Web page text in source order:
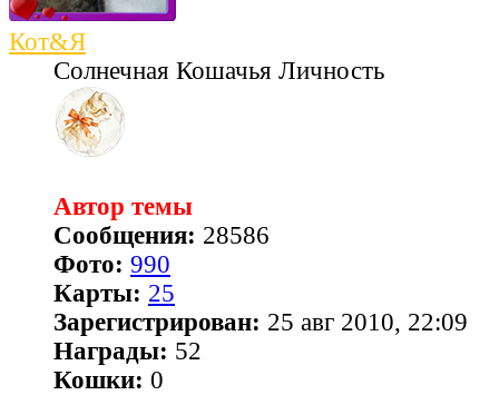
Кот&Я
Солнечная Кошачья Личность
Автор темы
Сообщения: 28586
Фото: 990
Карты: 25
Зарегистрирован: 25 авг 2010, 22:09
Награды: 52
Кошки: 0